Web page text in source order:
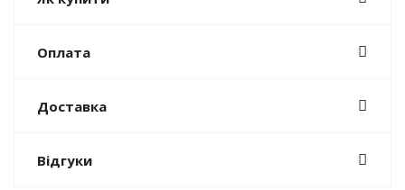
Оплата
Доставка
Відгуки